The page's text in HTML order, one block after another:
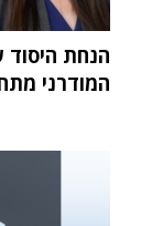
הנחת היסוד
המודרני